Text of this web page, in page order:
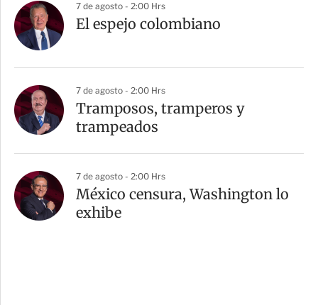
7 de agosto - 2:00 Hrs
El espejo colombiano
7 de agosto - 2:00 Hrs
Tramposos, tramperos y
trampeados
7 de agosto - 2:00 Hrs
México censura, Washington lo
exhibe